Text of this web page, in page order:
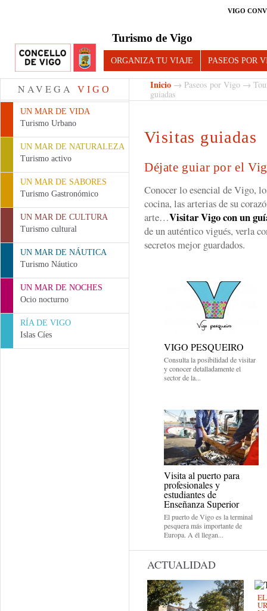
VIGO
Turismo de Vigo
ORGANIZA TU VIAJE PASEOS POR
NAVEGA VIGO
UN MAR DE VIDA
Turismo Urbano
UN MAR DE NATURALEZA
Turismo activo
UN MAR DE SABORES
Turismo Gastronómico
UN MAR DE CULTURA
Turismo cultural
UN MAR DE NÁUTICA
Turismo Náutico
UN MAR DE NOCHES
Ocio nocturno
RÍA DE VIGO
Islas Cíes
Inicio → Paseos por Vigo →
guiadas
Visitas guiadas
Déjate guiar por el
Conocer lo esencial de Vigo,
cocina, las arterias de su
arte…Visitar Vigo con un
de un auténtico vigués, verla
secretos mejor guardados.
VIGO PESQUEIRO
Consulta la posibilidad de visitar
y conocer detalladamente el
sector de la...
Visita al puerto para
profesionales y
estudiantes de
Enseñanza Superior
El puerto de Vigo es la terminal
pesquera más importante de
Europa. A él llegan...
ACTUALIDAD